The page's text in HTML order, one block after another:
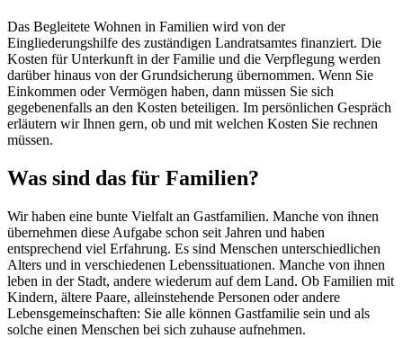
Das Begleitete Wohnen in Familien wird von der
Eingliederungshilfe des zuständigen Landratsamtes finanziert. Die
Kosten für Unterkunft in der Familie und die Verpflegung werden
darüber hinaus von der Grundsicherung übernommen. Wenn Sie
Einkommen oder Vermögen haben, dann müssen Sie sich
gegebenenfalls an den Kosten beteiligen. Im persönlichen Gespräch
erläutern wir Ihnen gern, ob und mit welchen Kosten Sie rechnen
müssen.
Was sind das für Familien?
Wir haben eine bunte Vielfalt an Gastfamilien. Manche von ihnen
übernehmen diese Aufgabe schon seit Jahren und haben
entsprechend viel Erfahrung. Es sind Menschen unterschiedlichen
Alters und in verschiedenen Lebenssituationen. Manche von ihnen
leben in der Stadt, andere wiederum auf dem Land. Ob Familien mit
Kindern, ältere Paare, alleinstehende Personen oder andere
Lebensgemeinschaften: Sie alle können Gastfamilie sein und als
solche einen Menschen bei sich zuhause aufnehmen.